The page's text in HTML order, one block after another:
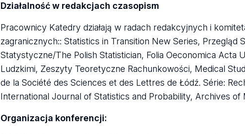
Działalnośćw redakcjach czasopism
Pracownicy Katedry działają w radach redakcyjnych i
zagranicznych:: Statistics in Transition New Series, Przegląd
Statystyczne/The Polish Statistician, Folia Oeconomica Acta
Ludzkimi, Zeszyty Teoretyczne Rachunkowości, Medical
de la Société des Sciences et des Lettres de Łódź. Série:
International Journal of Statistics and Probability, Archives of
Organizacja konferencji: